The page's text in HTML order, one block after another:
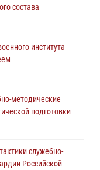
и не
приняли участие в
Федерации по
продовольственной
состава
института
методические
подготовки
служебно-
Российской